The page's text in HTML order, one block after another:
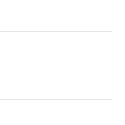
may sapat
aso. Huwag m
kumukonsulta s